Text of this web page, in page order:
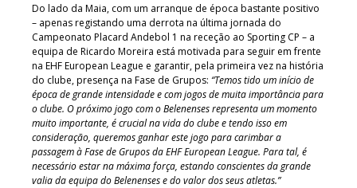
Do lado da Maia, com um arranque de época bastante positivo
– apenas registando uma derrota na última jornada do
Campeonato Placard Andebol 1 na receção ao Sporting CP – a
equipa de Ricardo Moreira está motivada para seguir em frente
na EHF European League e garantir, pela primeira vez na história
do clube, presença na Fase de Grupos: “Temos tido um início de
época de grande intensidade e com jogos de muita importância para
o clube. O próximo jogo com o Belenenses representa um momento
muito importante, é crucial na vida do clube e tendo isso em
consideração, queremos ganhar este jogo para carimbar a
passagem à Fase de Grupos da EHF European League. Para tal, é
necessário estar na máxima força, estando conscientes da grande
valia da equipa do Belenenses e do valor dos seus atletas.”